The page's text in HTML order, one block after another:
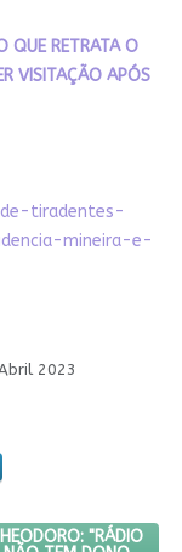
QUE RETRATA O
VISITAÇÃO APÓS
tiradentes-
mineira-e-
2023
JORNALISTA E
HELENA
"RÁDIO